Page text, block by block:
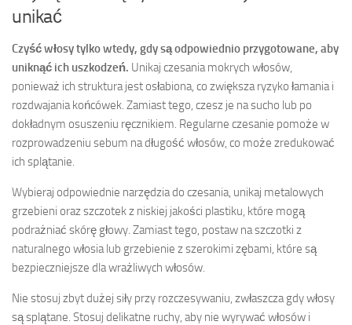
unikać
Czyść włosy tylko wtedy, gdy są odpowiednio przygotowane, aby
uniknąć ich uszkodzeń. Unikaj czesania mokrych włosów,
ponieważ ich struktura jest osłabiona, co zwiększa ryzyko łamania i
rozdwajania końcówek. Zamiast tego, czesz je na sucho lub po
dokładnym osuszeniu ręcznikiem. Regularne czesanie pomoże w
rozprowadzeniu sebum na długość włosów, co może zredukować
ich splątanie.
Wybieraj odpowiednie narzędzia do czesania, unikaj metalowych
grzebieni oraz szczotek z niskiej jakości plastiku, które mogą
podrażniać skórę głowy. Zamiast tego, postaw na szczotki z
naturalnego włosia lub grzebienie z szerokimi zębami, które są
bezpieczniejsze dla wrażliwych włosów.
Nie stosuj zbyt dużej siły przy rozczesywaniu, zwłaszcza gdy włosy
są splątane. Stosuj delikatne ruchy, aby nie wyrywać włosów i